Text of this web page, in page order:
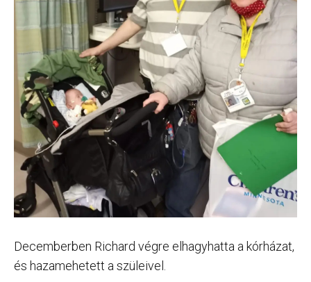
Decemberben Richard végre elhagyhatta a kórházat,
és hazamehetett a szüleivel.